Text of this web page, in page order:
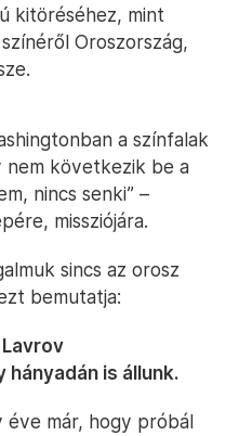
kitöréséhez, mint
Oroszország,
a színfalak
nem következik be a
nincs senki” –
missziójára.
sincs az orosz
bemutatja:
is állunk.
éve már, hogy próbál